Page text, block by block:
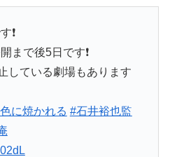
❗️
まで後5日です❗️
している劇場もあります
に焼かれる #石井裕也監